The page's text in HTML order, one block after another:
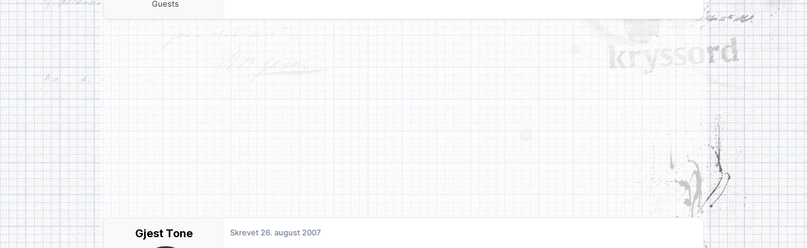
Guests
Gjest Tone Skrevet 26. august 2007